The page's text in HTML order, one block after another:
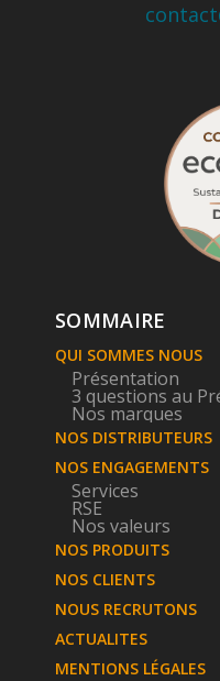
SOMMAIRE
QUI SOMMES NOUS
Présentation
3 questions au
Nos marques
NOS DISTRIBUTEURS
NOS ENGAGEMENTS
Services
RSE
Nos valeurs
NOS PRODUITS
NOS CLIENTS
NOUS RECRUTONS
ACTUALITES
MENTIONS LÉGALES